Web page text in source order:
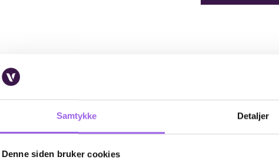
Samtykke Detaljer
Denne siden bruker cookies